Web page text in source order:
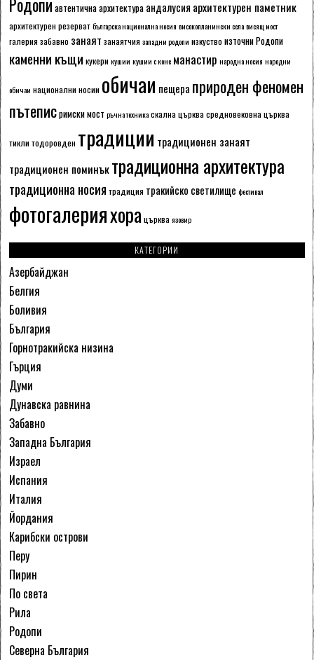
Родопи автентична архитектура андалусия архитектурен паметник
архитектурен резерват българска национална носия високопланински села висящ мост
галерия забавно занаят занаятчия западни родопи изкуство източни Родопи
каменни къщи кукери кушии кушии с коне манастир народна носия народни
обичаи национални носии обичаи пещера природен феномен
пътеписримски мост ръчна техника скална църквасредновековна църква
тикли тодоровден традиции традиционен занаят
традиционен поминъктрадиционна архитектура
традиционна носия традиция тракийско светилище фестивал
фотогалерияхорацърква язовир
КАТЕГОРИИ
Азербайджан
Белгия
Боливия
България
Горнотракийска низина
Гърция
Думи
Дунавска равнина
Забавно
Западна България
Израел
Испания
Италия
Йордания
Карибски острови
Перу
Пирин
По света
Рила
Родопи
Северна България